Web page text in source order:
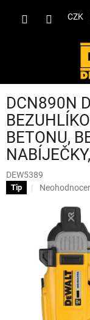
CZK
DCN890N
BETONU,
DEW5389
Tip
Průměrné
produktu
0,0
5
hvězdiček.